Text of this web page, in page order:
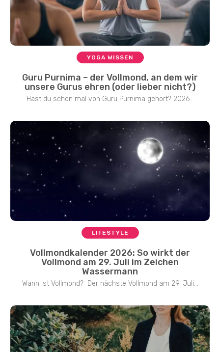
YOGA WISSEN
Guru Purnima – der Vollmond, an dem wir
unsere Gurus ehren (oder lieber nicht?)
Hast du schon mal von Guru Purnima gehört? 2026...
LIFESTYLE
Vollmondkalender 2026: So wirkt der
Vollmond am 29. Juli im Zeichen
Wassermann
Wann ist Vollmond? Der nächste Vollmond am 29. Juli...